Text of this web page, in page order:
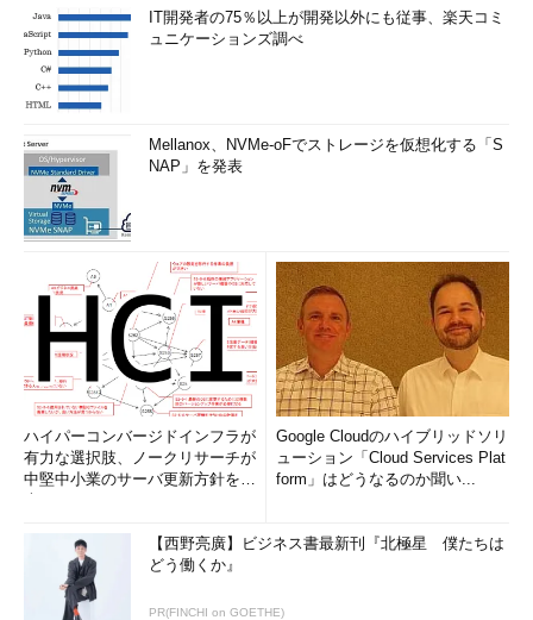
IT開発者の75％以上が開発以外にも従事、楽天コミ
ュニケーションズ調べ
Mellanox、NVMe-oFでストレージを仮想化する「S
NAP」を発表
ハイパーコンバージドインフラが
有力な選択肢、ノークリサーチが
中堅中小業のサーバ更新方針を調
Google Cloudのハイブリッドソリ
ューション「Cloud Services Plat
form」はどうなるのか聞い...
【西野亮廣】ビジネス書最新刊『北極星 僕たちは
どう働くか』
PR(FINCHI on GOETHE)